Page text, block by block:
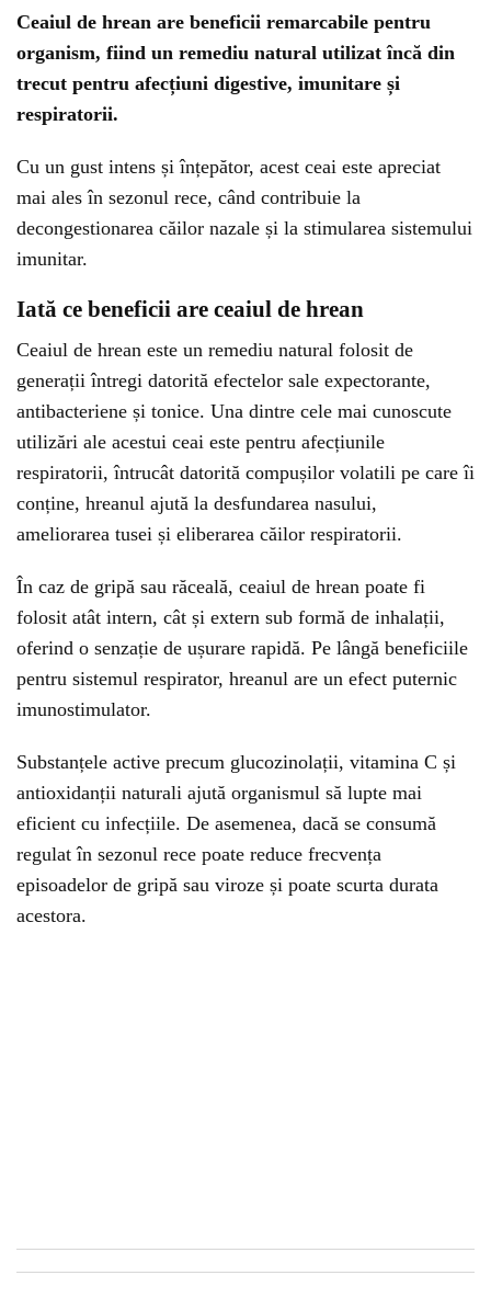
Ceaiul de hrean are beneficii remarcabile pentru
organism, fiind un remediu natural utilizat încă din
trecut pentru afecțiuni digestive, imunitare și
respiratorii.
Cu un gust intens și înțepător, acest ceai este apreciat
mai ales în sezonul rece, când contribuie la
decongestionarea căilor nazale și la stimularea sistemului
imunitar.
Iată ce beneficii are ceaiul de hrean
Ceaiul de hrean este un remediu natural folosit de
generații întregi datorită efectelor sale expectorante,
antibacteriene și tonice. Una dintre cele mai cunoscute
utilizări ale acestui ceai este pentru afecțiunile
respiratorii, întrucât datorită compușilor volatili pe care îi
conține, hreanul ajută la desfundarea nasului,
ameliorarea tusei și eliberarea căilor respiratorii.
În caz de gripă sau răceală, ceaiul de hrean poate fi
folosit atât intern, cât și extern sub formă de inhalații,
oferind o senzație de ușurare rapidă. Pe lângă beneficiile
pentru sistemul respirator, hreanul are un efect puternic
imunostimulator.
Substanțele active precum glucozinolații, vitamina C și
antioxidanții naturali ajută organismul să lupte mai
eficient cu infecțiile. De asemenea, dacă se consumă
regulat în sezonul rece poate reduce frecvența
episoadelor de gripă sau viroze și poate scurta durata
acestora.